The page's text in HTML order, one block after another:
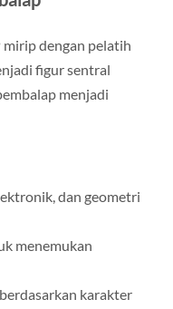
dengan pelatih
figur sentral
menjadi
dan geometri
menemukan
karakter